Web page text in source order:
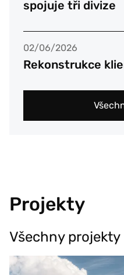
spojuje tři divize
02/06/2026
Rekonstrukce
Projekty
Všechny projekty